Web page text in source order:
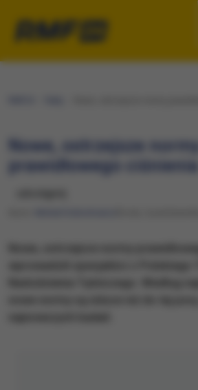
Nowe, ostrzejsze normy
prawidłowego ciśnienia